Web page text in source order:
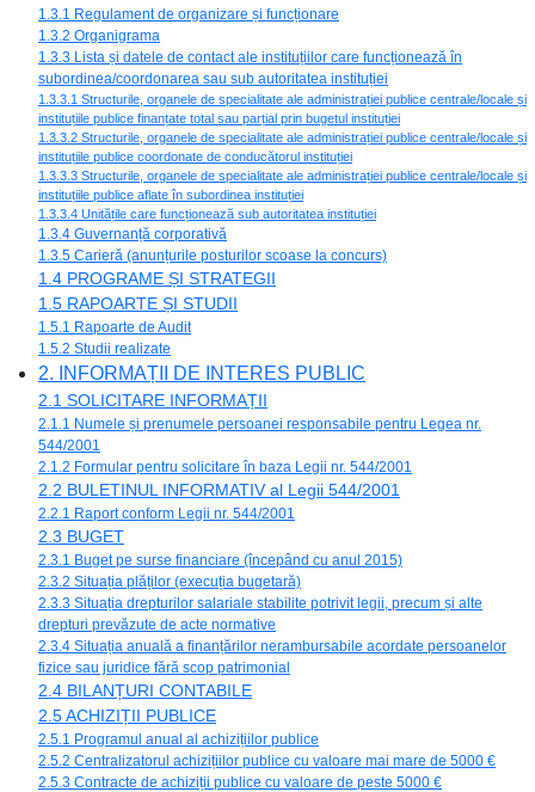
1.3.1 Regulament de organizare și funcționare
1.3.2 Organigrama
1.3.3 Lista și datele de contact ale instituțiilor care funcționează în
subordinea/coordonarea sau sub autoritatea instituției
1.3.3.1 Structurile, organele de specialitate ale administrației publice centrale/locale și
instituțiile publice finanțate total sau parțial prin bugetul instituției
1.3.3.2 Structurile, organele de specialitate ale administrației publice centrale/locale și
instituțiile publice coordonate de conducătorul instituției
1.3.3.3 Structurile, organele de specialitate ale administrației publice centrale/locale și
instituțiile publice aflate în subordinea instituției
1.3.3.4 Unitățile care funcționează sub autoritatea instituției
1.3.4 Guvernanță corporativă
1.3.5 Carieră (anunțurile posturilor scoase la concurs)
1.4 PROGRAME ȘI STRATEGII
1.5 RAPOARTE ȘI STUDII
1.5.1 Rapoarte de Audit
1.5.2 Studii realizate
2. INFORMAȚII DE INTERES PUBLIC
2.1 SOLICITARE INFORMAȚII
2.1.1 Numele și prenumele persoanei responsabile pentru Legea nr.
544/2001
2.1.2 Formular pentru solicitare în baza Legii nr. 544/2001
2.2 BULETINUL INFORMATIV al Legii 544/2001
2.2.1 Raport conform Legii nr. 544/2001
2.3 BUGET
2.3.1 Buget pe surse financiare (începând cu anul 2015)
2.3.2 Situația plăților (execuția bugetară)
2.3.3 Situația drepturilor salariale stabilite potrivit legii, precum și alte
drepturi prevăzute de acte normative
2.3.4 Situația anuală a finanțărilor nerambursabile acordate persoanelor
fizice sau juridice fără scop patrimonial
2.4 BILANȚURI CONTABILE
2.5 ACHIZIȚII PUBLICE
2.5.1 Programul anual al achizițiilor publice
2.5.2 Centralizatorul achizițiilor publice cu valoare mai mare de 5000 €
2.5.3 Contracte de achiziții publice cu valoare de peste 5000 €